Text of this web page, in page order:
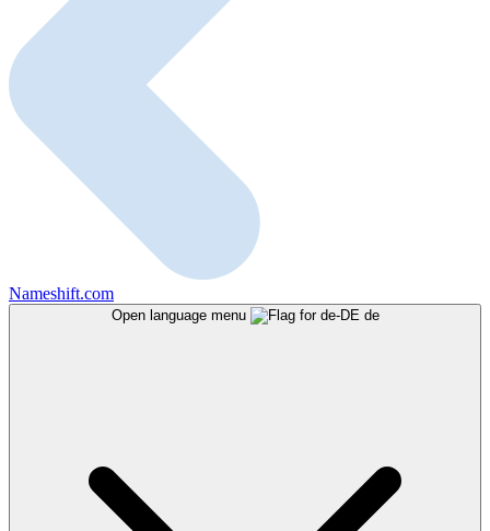
Nameshift.com
Open language menu de